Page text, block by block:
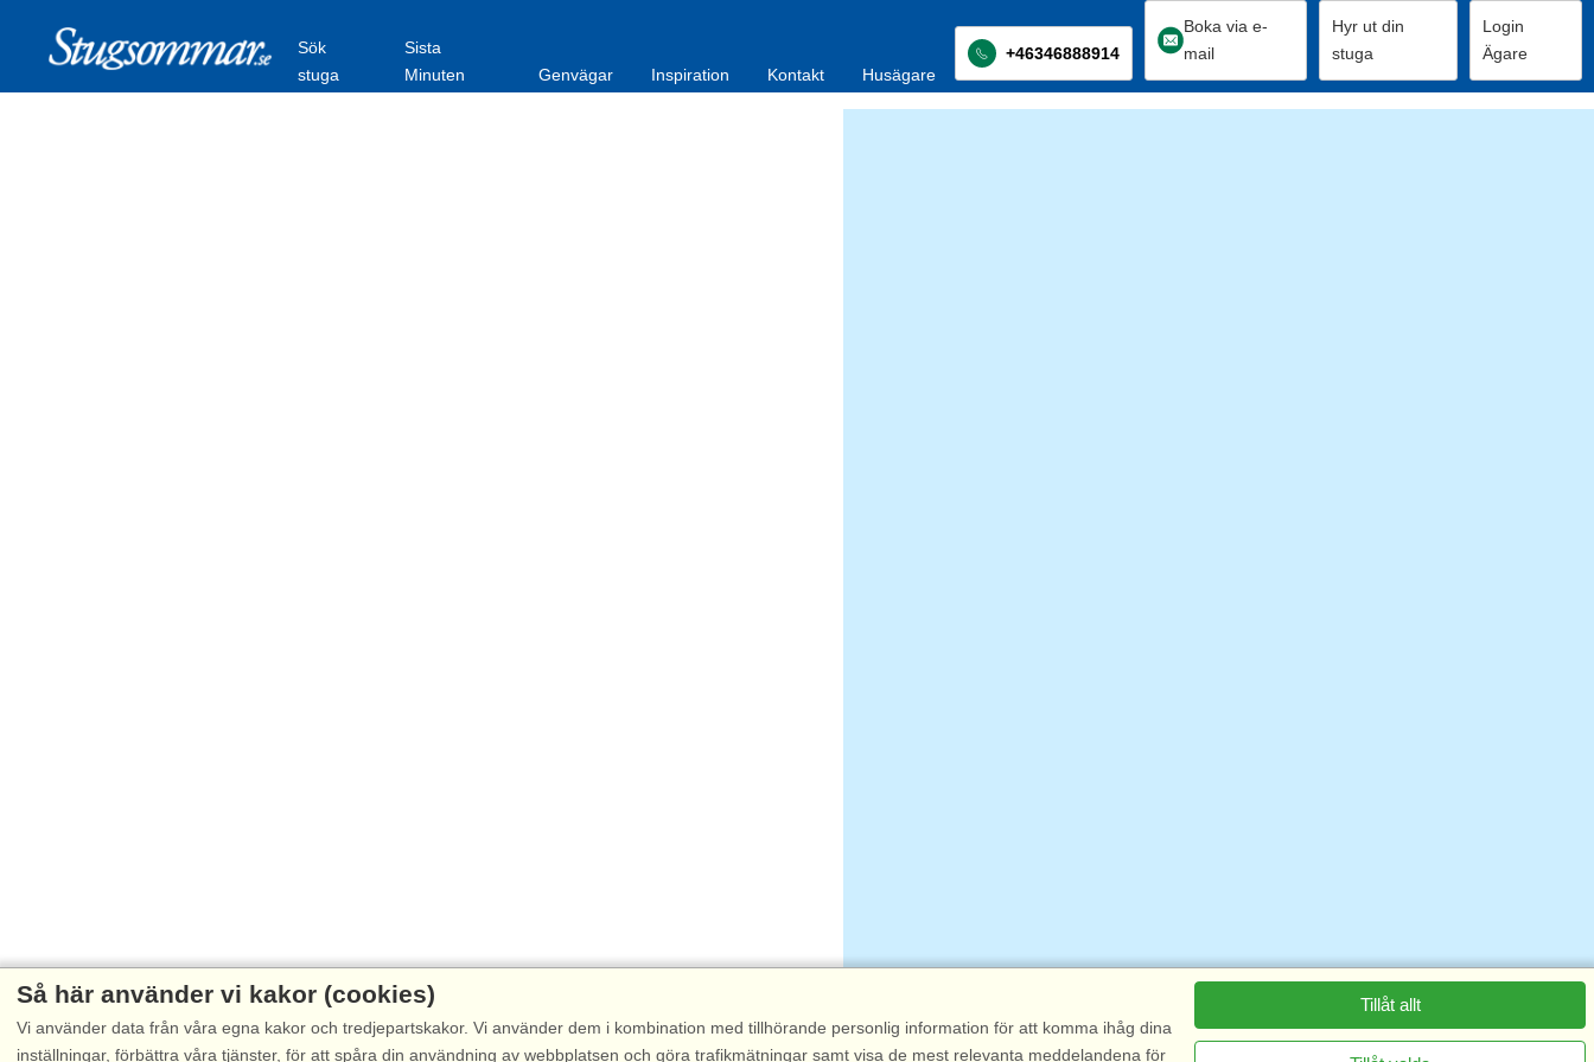
Sök
stuga
Sista
Minuten
Genvägar Inspiration Kontakt Husägare
+46346888914
Boka via e-
mail
Hyr ut din
stuga
Login
Ägare
Så här använder vi kakor (cookies)
Vi använder data från våra egna kakor och tredjepartskakor. Vi använder dem i kombination med tillhörande personlig information för att komma ihåg dina
inställningar, förbättra våra tjänster, för att spåra din användning av webbplatsen och göra trafikmätningar samt visa de mest relevanta meddelandena för
Tillåt allt